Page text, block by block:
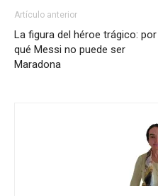
Artículo anterior
La figura del héroe trágico: por
qué Messi no puede ser
Maradona